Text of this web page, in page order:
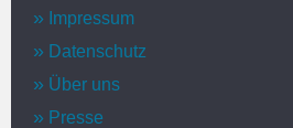
Impressum
Datenschutz
Über uns
Presse